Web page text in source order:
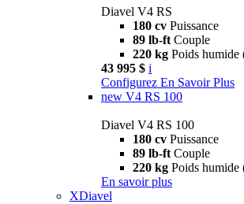
Diavel V4 RS
180 cv Puissance
89 lb-ft Couple
220 kg Poids humide
43 995 $ i
Configurez En Savoir Plus
new V4 RS 100
Diavel V4 RS 100
180 cv Puissance
89 lb-ft Couple
220 kg Poids humide
En savoir plus
XDiavel